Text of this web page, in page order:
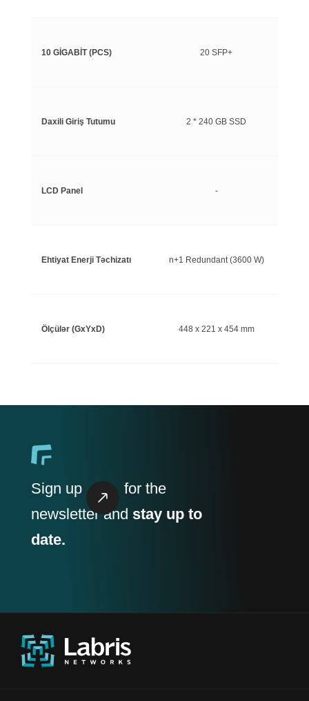
n+1 Redundant (3600 W)
20 SFP+
Ehtiyat Enerji Təchizatı
10 GİGABİT (PCS)
Ölçülər (GxYxD)
Daxili Giriş Tutumu
LCD Panel
448 x 221 x 454 mm
2 * 240 GB SSD
-
Sign up
for the
newsletter and stay up to
date.